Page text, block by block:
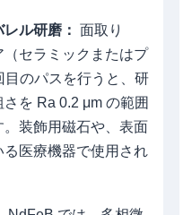
ル研磨： 面取り
セラミックまたはプ
目のパスを行うと、研
を Ra 0.2 μm の範囲
装飾用磁石や、表面
医療機器で使用され